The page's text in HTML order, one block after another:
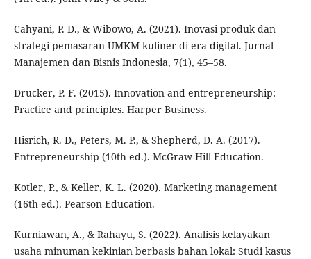
Cahyani, P. D., & Wibowo, A. (2021). Inovasi produk dan
strategi pemasaran UMKM kuliner di era digital. Jurnal
Manajemen dan Bisnis Indonesia, 7(1), 45–58.
Drucker, P. F. (2015). Innovation and entrepreneurship:
Practice and principles. Harper Business.
Hisrich, R. D., Peters, M. P., & Shepherd, D. A. (2017).
Entrepreneurship (10th ed.). McGraw-Hill Education.
Kotler, P., & Keller, K. L. (2020). Marketing management
(16th ed.). Pearson Education.
Kurniawan, A., & Rahayu, S. (2022). Analisis kelayakan
usaha minuman kekinian berbasis bahan lokal: Studi kasus